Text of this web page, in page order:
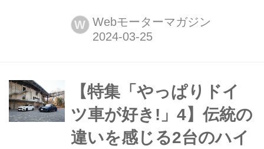
くなる最速ワゴン」の条件 4L V8ツイ
ンターボ「RS」史上最高の630psとい
に、より過激に走りに振ったモデルが
登場した。世界限定660台という希少
性が与えられた「最速ワゴン」の本質
を、オフィシャルによるプレゼンテー
W Webモーターマガジン
【特集「やっぱりドイ
ツ車が好き!」4】伝統の
違いを感じる2台のハイ